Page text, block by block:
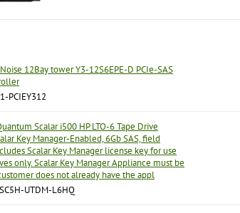
12Bay tower Y3-12S6EPE-D PCIe-SAS
PCIEY312
Scalar i500 HP LTO-6 Tape Drive
Key Manager-Enabled, 6Gb SAS, field
Scalar Key Manager license key for use
only. Scalar Key Manager Appliance must be
does not already have the appl
UTDM-L6HQ